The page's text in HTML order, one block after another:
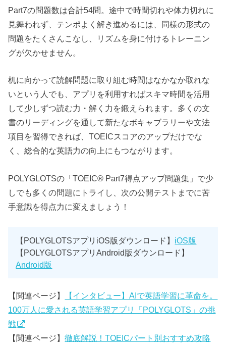
Part7の問題数は合計54問。途中で時間切れや体力切れに
見舞われず、テンポよく解き進めるには、同様の形式の
問題をたくさんこなし、リズムを身に付けるトレーニン
グが欠かせません。
机に向かって読解問題に取り組む時間はなかなか取れな
いという人でも、アプリを利用すればスキマ時間を活用
して少しずつ読む力・解く力を鍛えられます。多くの文
書のリーディングを通して新たなボキャブラリーや文法
項目を習得できれば、TOEICスコアのアップだけでな
く、総合的な英語力の向上にもつながります。
POLYGLOTSの「TOEIC® Part7得点アップ問題集」で少
しでも多くの問題にトライし、次の公開テストまでに苦
手意識を得点力に変えましょう！
【POLYGLOTSアプリiOS版ダウンロード】 iOS版
【POLYGLOTSアプリAndroid版ダウンロード】
Android版
【関連ページ】
【インタビュー】AIで英語学習に革命を。
100万人に愛される英語学習アプリ「POLYGLOTS」の挑
戦
【関連ページ】徹底解説！TOEICパート別おすすめ攻略